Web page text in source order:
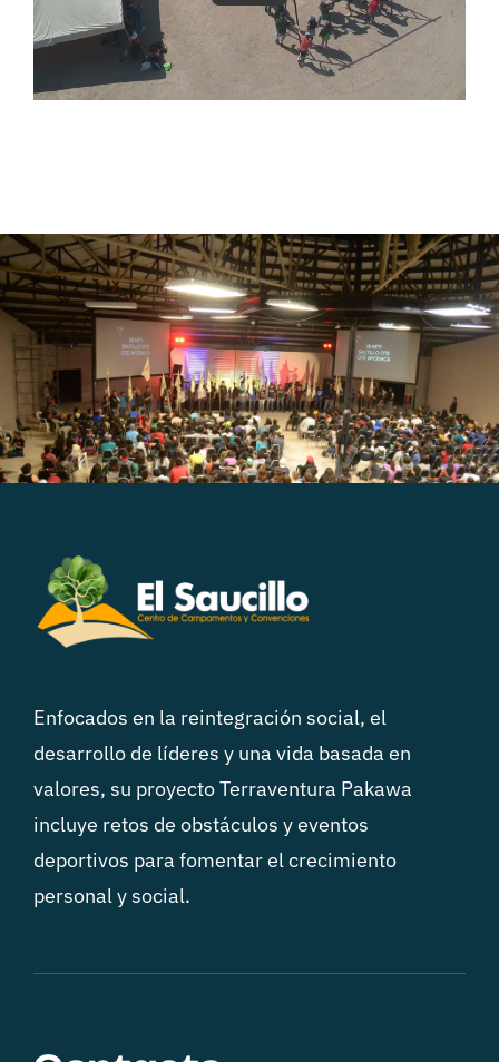
Enfocados en la reintegración social, el
desarrollo de líderes y una vida basada en
valores, su proyecto Terraventura Pakawa
incluye retos de obstáculos y eventos
deportivos para fomentar el crecimiento
personal y social.